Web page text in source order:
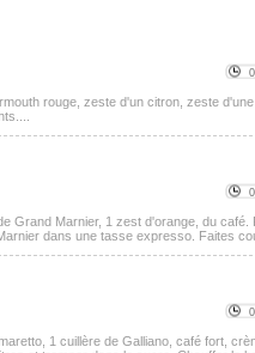
rouge, zeste d'un citron, zeste
Grand Marnier, 1 zest d'orange, du
dans une tasse expresso. Faites
1 cuillère de Galliano, café fort,